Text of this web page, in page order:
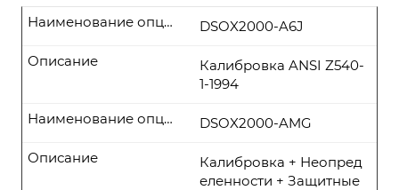
DSOX2000-A6J
Наименование опции
Калибровка ANSI Z540-
1-1994
Описание
DSOX2000-AMG
Наименование опции
Калибровка + Неопред
еленности + Защитные
Описание